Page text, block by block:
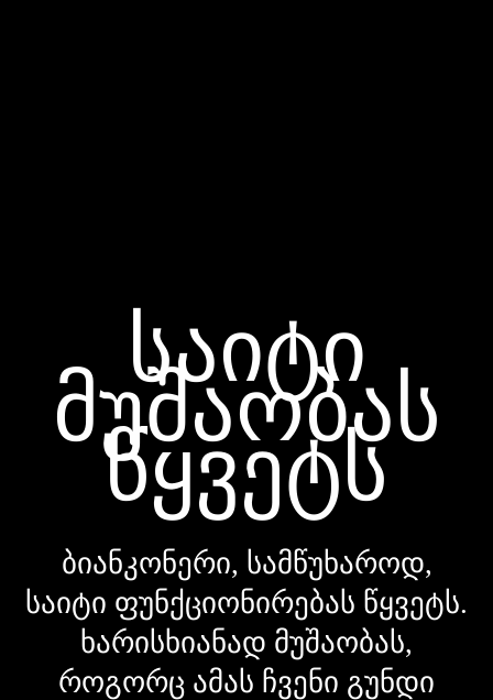
საიტი
მუშაობას
წყვეტს
ბიანკონერი, სამწუხაროდ,
საიტი ფუნქციონირებას წყვეტს.
ხარისხიანად მუშაობას,
როგორც ამას ჩვენი გუნდი